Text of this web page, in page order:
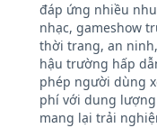
đáp ứng nhiều
nhạc, gameshow
thời trang, an
hậu trường hấp
phép người dùng
phí với dung
mang lại trải